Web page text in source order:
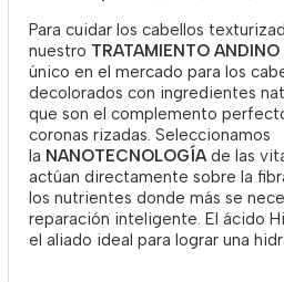
Para cuidar los cabellos
nuestro TRATAMIENTO ANDINO
único en el mercado para los
decolorados con ingredientes
que son el complemento
coronas rizadas. Seleccionamos
la NANOTECNOLOGÍAde las
actúan directamente sobre la
los nutrientes donde más se
reparación inteligente. El ácido
el aliado ideal para lograr una